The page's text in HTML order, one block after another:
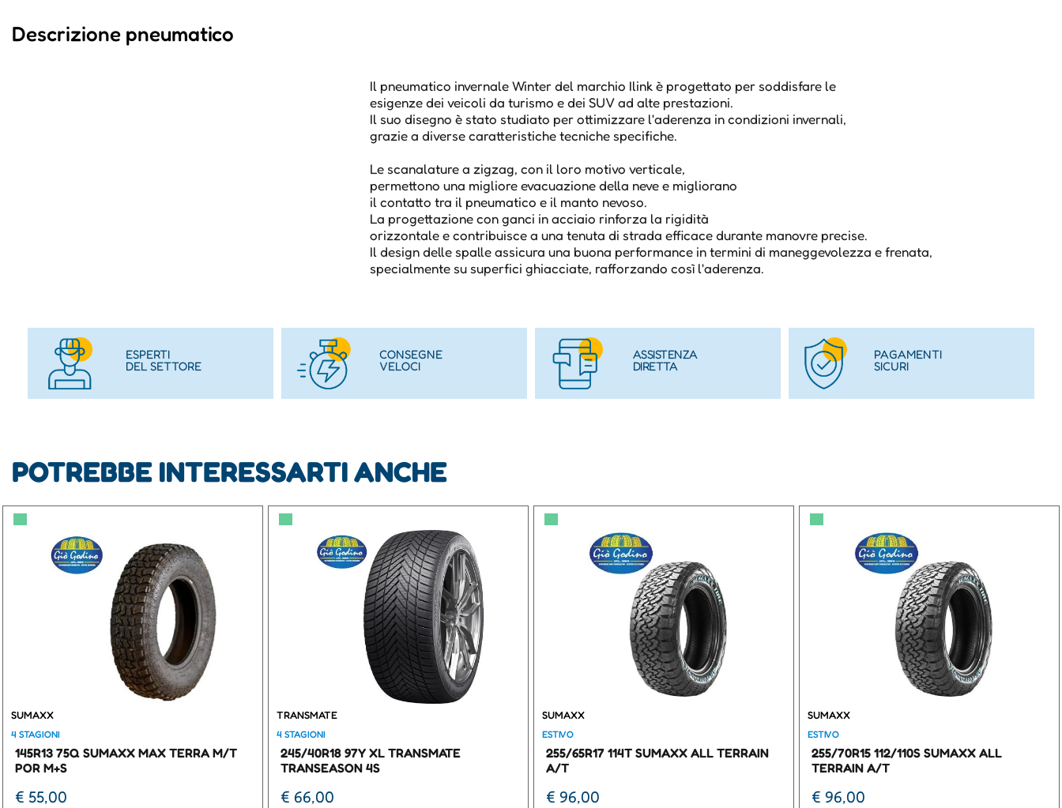
Descrizione pneumatico
Il pneumatico invernale Winter del marchio Ilink è progettato per soddisfare le
esigenze dei veicoli da turismo e dei SUV ad alte prestazioni.
Il suo disegno è stato studiato per ottimizzare l'aderenza in condizioni invernali,
grazie a diverse caratteristiche tecniche specifiche.
Le scanalature a zigzag, con il loro motivo verticale,
permettono una migliore evacuazione della neve e migliorano
il contatto tra il pneumatico e il manto nevoso.
La progettazione con ganci in acciaio rinforza la rigidità
orizzontale e contribuisce a una tenuta di strada efficace durante manovre precise.
Il design delle spalle assicura una buona performance in termini di maneggevolezza e frenata,
specialmente su superfici ghiacciate, rafforzando così l'aderenza.
ESPERTI
DEL SETTORE
CONSEGNE
VELOCI
ASSISTENZA
DIRETTA
PAGAMENTI
SICURI
POTREBBE INTERESSARTI ANCHE
▀
SUMAXX
4 STAGIONI
145R13 75Q SUMAXX MAX TERRA M/T
POR M+S
€ 55,00
▀
TRANSMATE
4 STAGIONI
245/40R18 97Y XL TRANSMATE
TRANSEASON 4S
€ 66,00
▀
SUMAXX
ESTIVO
255/65R17 114T SUMAXX ALL TERRAIN
A/T
€ 96,00
▀
SUMAXX
ESTIVO
255/70R15 112/110S SUMAXX ALL
TERRAIN A/T
€ 96,00